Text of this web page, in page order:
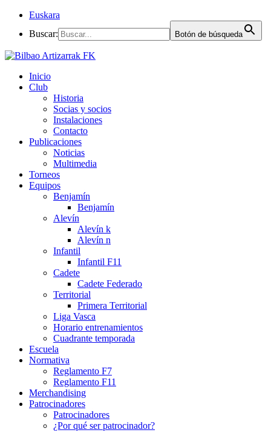
Euskara
Buscar:
Botón de búsqueda
Inicio
Club
Historia
Socias y socios
Instalaciones
Contacto
Publicaciones
Noticias
Multimedia
Torneos
Equipos
Benjamín
Benjamín
Alevín
Alevín k
Alevín n
Infantil
Infantil F11
Cadete
Cadete Federado
Territorial
Primera Territorial
Liga Vasca
Horario entrenamientos
Cuadrante temporada
Escuela
Normativa
Reglamento F7
Reglamento F11
Merchandising
Patrocinadores
Patrocinadores
¿Por qué ser patrocinador?